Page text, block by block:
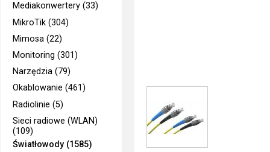
Mediakonwertery (33)
MikroTik (304)
Mimosa (22)
Monitoring (301)
Narzędzia (79)
Okablowanie (461)
Radiolinie (5)
Sieci radiowe (WLAN)
(109)
Światłowody (1585)